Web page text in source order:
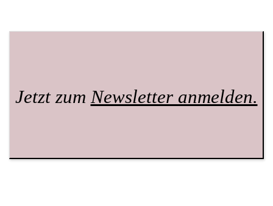
Jetzt zumNewsletter anmelden.